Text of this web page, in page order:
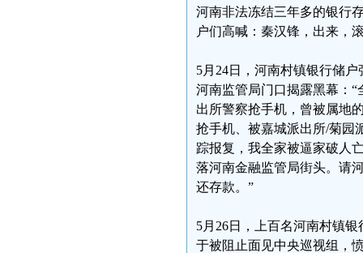
河南非法冻结三年多的银行
户们高喊：秦汉锋，出来，
5月24日，河南村镇银行储
河南监管局门口揭露黑幕：
出所警察抢手机，曾被属地
抢手机、被嘉城派出所/菊园
踪报复，我全家被逼家破人
落河南金融监管局街头。请
还存款。”
5月26日，上百名河南村镇
于被阻止面见中央巡视组，